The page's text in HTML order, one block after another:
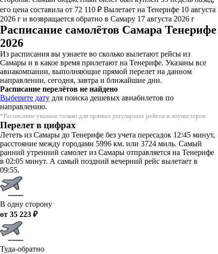
его цена составила от 72 110 ₽ Вылетает на Тенерифе 10 августа
2026 г и возвращается обратно в Самару 17 августа 2026 г
Расписание самолётов Самара Тенерифе
2026
Из расписания вы узнаете во сколько вылетают рейсы из
Самары и в какое время прилетают на Тенерифе. Указаны все
авиакомпании, выполняющие прямой перелет на данном
направлении, сегодня, завтра и ближайшие дни.
Расписание перелётов не найдено
Выберите дату для поиска дешевых авиабилетов по
направлению.
*Расписание указано только для прямых регулярных рейсов и лоукостеров.
Перелет в цифрах
Лететь из Самары до Тенерифе без учета пересадок 12:45 минут,
расстояние между городами 5996 км. или 3724 миль. Самый
ранний утренний самолет из Самары отправляется на Тенерифе
в 02:05 минут. А самый поздний вечерний рейс вылетает в
09:55.
В одну сторону
от 35 223 ₽
Туда-обратно